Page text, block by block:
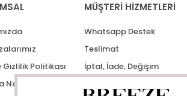
Gizlilik Politikası
Nakit Ödeme
MÜŞTERİ HİZMETLERİ
Whatsapp Destek
Teslimat
İptal, İade, Değişim